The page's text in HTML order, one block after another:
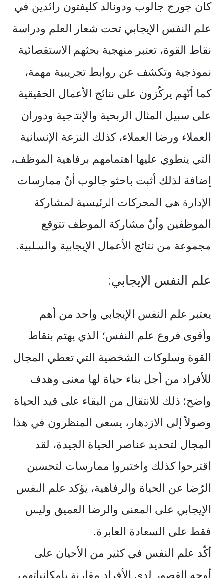
كان جورج جالوب ودونالد كليفتون رائدين في
علم النفس الإيجابي تحت شعار العلم ودراسة
نقاط القوة، تعتبر منهجية بحثهم الاستقصائية
نموذجية وتكشف عن روابط تجريبية مهمة،
كما أنّهم يركّزون على نتائج الأعمال الحقيقية
على سبيل المثال الربحية والإنتاجية ودوران
العملاء ورضا العملاء، كذلك النزعة الإنسانية
التي ينطوي عليها اهتمامهم برفاهية الموظف،
إضافة لذلك أثبت باحثو جالوب أنّ ممارسات
الإدارة هي المحركات الرئيسية لمشاركة
الموظفين وأنّ مشاركة الموظف تتوقع
مجموعة من نتائج الأعمال الإيجابية والسلبية.
علم النفس الإيجابي:
يعتبر علم النفس الإيجابي واحد من أهم
وأقوى فروع علم النفس؛ الذي يهتم بنقاط
القوة وسلوكات الشخصية التي تعطي المجال
للأفراد من أجل بناء حياة لها معنى وهدف
واضح؛ ذلك للانتقال من البقاء على قيد الحياة
وصولاً إلى الازدهار، يسعى المنظرون في هذا
المجال لتحديد عناصر الحياة الجيدة، لقد
اقترحوا كذلك واختبروا ممارسات لتحسين
الرّضا عن الحياة والرفاهية، يؤكد علم النفس
الإيجابي على المعنى والرضا العميق وليس
فقط على السعادة العابرة.
أكّد علم النفس في كثير من الأحيان على
أوجه القصور لدى الأفراد مقارنة بإمكانياتهم،